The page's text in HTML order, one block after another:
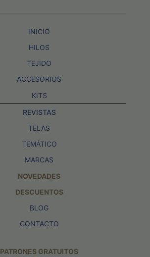
INICIO
HILOS
TEJIDO
ACCESORIOS
KITS
REVISTAS
TELAS
TEMÁTICO
MARCAS
NOVEDADES
DESCUENTOS
BLOG
CONTACTO
PATRONES GRATUITOS